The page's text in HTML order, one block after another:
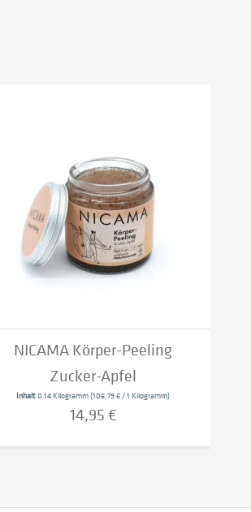
NICAMA Körper-Peeling
Zucker-Apfel
Inhalt0.14 Kilogramm(106,79 € / 1 Kilogramm)
14,95 €